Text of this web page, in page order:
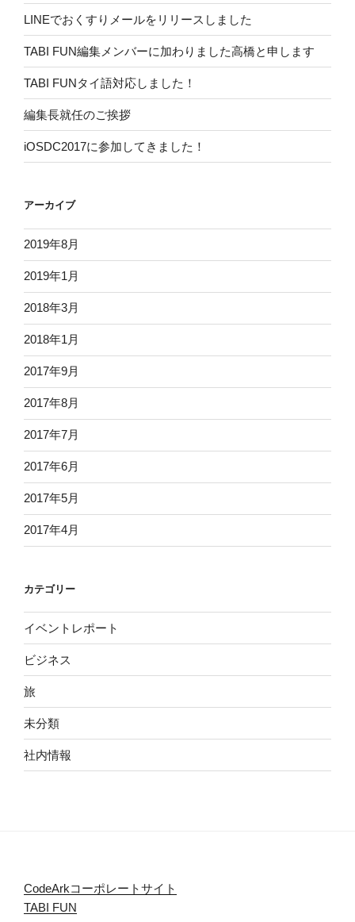
LINEでおくすりメールをリリースしました
TABI FUN編集メンバーに加わりました高橋と申します
TABI FUNタイ語対応しました！
編集長就任のご挨拶
iOSDC2017に参加してきました！
アーカイブ
2019年8月
2019年1月
2018年3月
2018年1月
2017年9月
2017年8月
2017年7月
2017年6月
2017年5月
2017年4月
カテゴリー
イベントレポート
ビジネス
旅
未分類
社内情報
CodeArkコーポレートサイト
TABI FUN